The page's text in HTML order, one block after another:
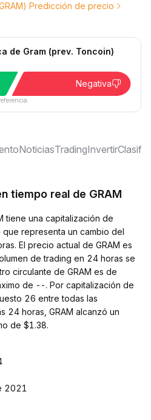
Predicción de precio
de Gram (prev. Toncoin)
Negativa
NoticiasTradingInvertir
tiempo real de GRAM
tiene una capitalización de
representa un cambio del
El precio actual de GRAM es
de trading en 24 horas se
circulante de GRAM es de
de --. Por capitalización de
26 entre todas las
24 horas, GRAM alcanzó un
de $1.38.
2021